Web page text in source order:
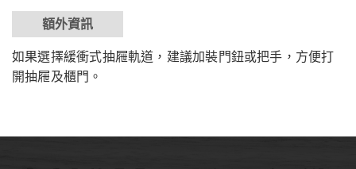
額外資訊
如果選擇緩衝式抽屜軌道，建議加裝門鈕或把手，方便打
開抽屜及櫃門。